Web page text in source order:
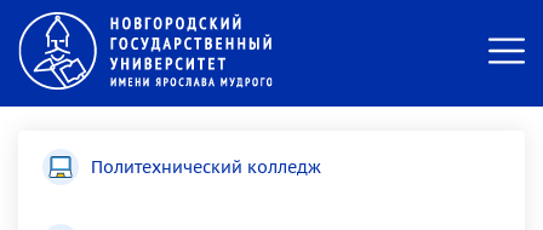
Политехнический колледж